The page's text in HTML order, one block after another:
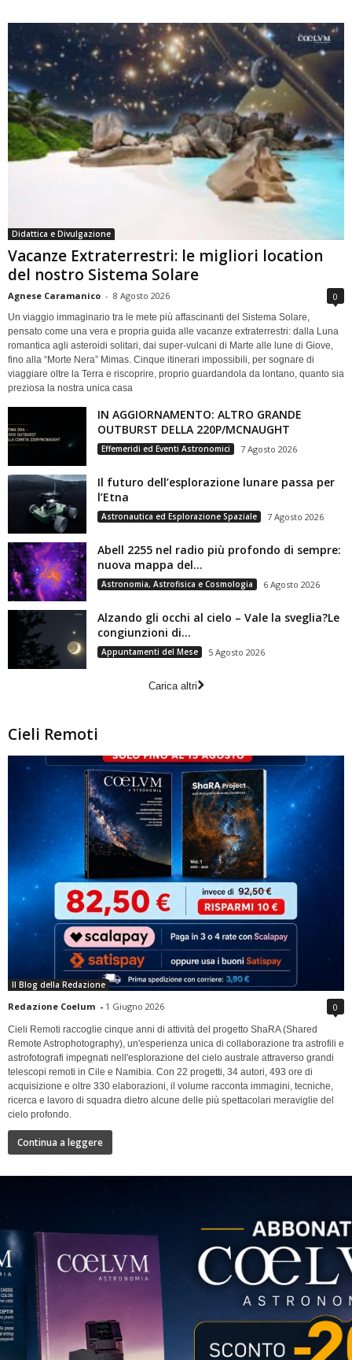
Didattica e Divulgazione
Vacanze Extraterrestri: le migliori location
del nostro Sistema Solare
Agnese Caramanico - 8 Agosto 2026 0
Un viaggio immaginario tra le mete più affascinanti del Sistema Solare,
pensato come una vera e propria guida alle vacanze extraterrestri: dalla Luna
romantica agli asteroidi solitari, dai super-vulcani di Marte alle lune di Giove,
fino alla “Morte Nera” Mimas. Cinque itinerari impossibili, per sognare di
viaggiare oltre la Terra e riscoprire, proprio guardandola da lontano, quanto sia
preziosa la nostra unica casa
IN AGGIORNAMENTO: ALTRO GRANDE
OUTBURST DELLA 220P/MCNAUGHT
Effemeridi ed Eventi Astronomici 7 Agosto 2026
Il futuro dell’esplorazione lunare passa per
l’Etna
Astronautica ed Esplorazione Spaziale 7 Agosto 2026
Abell 2255 nel radio più profondo di sempre:
nuova mappa del...
Astronomia, Astrofisica e Cosmologia 6 Agosto 2026
Alzando gli occhi al cielo – Vale la sveglia?Le
congiunzioni di...
Appuntamenti del Mese 5 Agosto 2026
Carica altri
Cieli Remoti
Il Blog della Redazione
Redazione Coelum - 1 Giugno 2026 0
Cieli Remoti raccoglie cinque anni di attività del progetto ShaRA (Shared
Remote Astrophotography), un'esperienza unica di collaborazione tra astrofili e
astrofotografi impegnati nell'esplorazione del cielo australe attraverso grandi
telescopi remoti in Cile e Namibia. Con 22 progetti, 34 autori, 493 ore di
acquisizione e oltre 330 elaborazioni, il volume racconta immagini, tecniche,
ricerca e lavoro di squadra dietro alcune delle più spettacolari meraviglie del
cielo profondo.
Continua a leggere